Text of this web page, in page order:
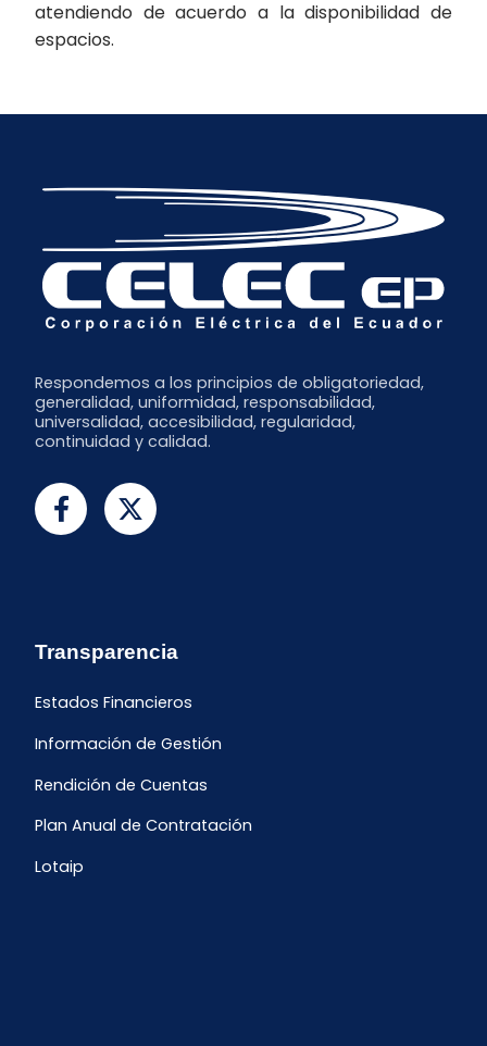
atendiendo de acuerdo a la disponibilidad de
espacios.
Respondemos a los principios de obligatoriedad,
generalidad, uniformidad, responsabilidad,
universalidad, accesibilidad, regularidad,
continuidad y calidad.
Transparencia
Estados Financieros
Información de Gestión
Rendición de Cuentas
Plan Anual de Contratación
Lotaip